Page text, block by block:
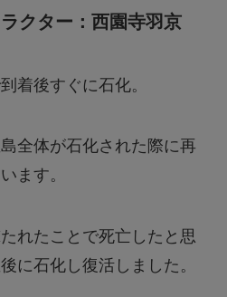
クター：西園寺羽京
着後すぐに石化。
全体が石化された際に再
ます。
れたことで死亡したと思
に石化し復活しました。